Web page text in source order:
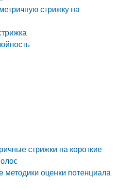
стрижку на
стрижки на короткие
оценки потенциала